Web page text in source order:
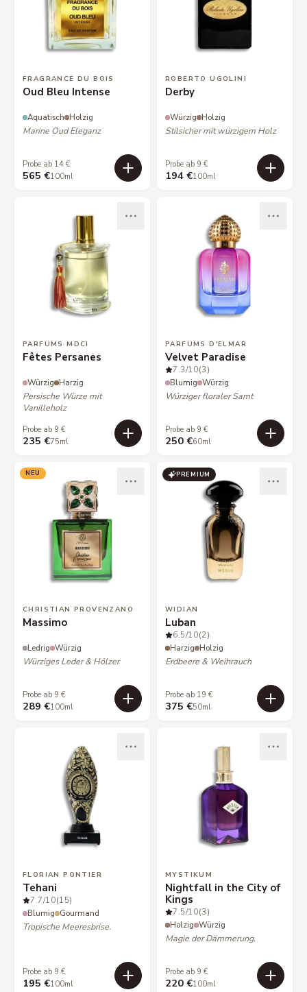
FRAGRANCE DU BOIS
Oud Bleu Intense
Aquatisch Holzig
Marine Oud Eleganz
Probe ab 14 €
565 €100ml
ROBERTO UGOLINI
Derby
Würzig Holzig
Stilsicher mit würzigem Holz
Probe ab 9 €
194 €100ml
PARFUMS MDCI
Fêtes Persanes
Würzig Harzig
Persische Würze mit
Vanilleholz
Probe ab 9 €
235 €75ml
PARFUMS D'ELMAR
Velvet Paradise
7.3/10(3)
Blumig Würzig
Würziger floraler Samt
Probe ab 9 €
250 €60ml
NEU
CHRISTIAN PROVENZANO
Massimo
Ledrig Würzig
Würziges Leder & Hölzer
Probe ab 9 €
289 €100ml
PREMIUM
WIDIAN
Luban
6.5/10(2)
Harzig Holzig
Erdbeere & Weihrauch
Probe ab 19 €
375 €50ml
FLORIAN PONTIER
Tehani
7.7/10(15)
Blumig Gourmand
Tropische Meeresbrise.
Probe ab 9 €
195 €100ml
MYSTIKUM
Nightfall in the City of
Kings
7.5/10(3)
Holzig Würzig
Magie der Dämmerung.
Probe ab 9 €
220 €100ml